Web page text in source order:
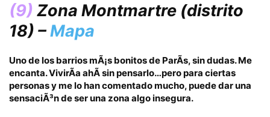
(9) Zona Montmartre (distrito
18) –Mapa
Uno de los barrios mÃ¡s bonitos de ParÃ­s, sin dudas.Me
encanta. VivirÃ­a ahÃ­ sin pensarlo…pero para ciertas
personas y me lo han comentado mucho, puede dar una
sensaciÃ³n de ser una zona algo insegura.